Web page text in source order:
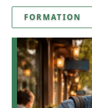
FORMATION